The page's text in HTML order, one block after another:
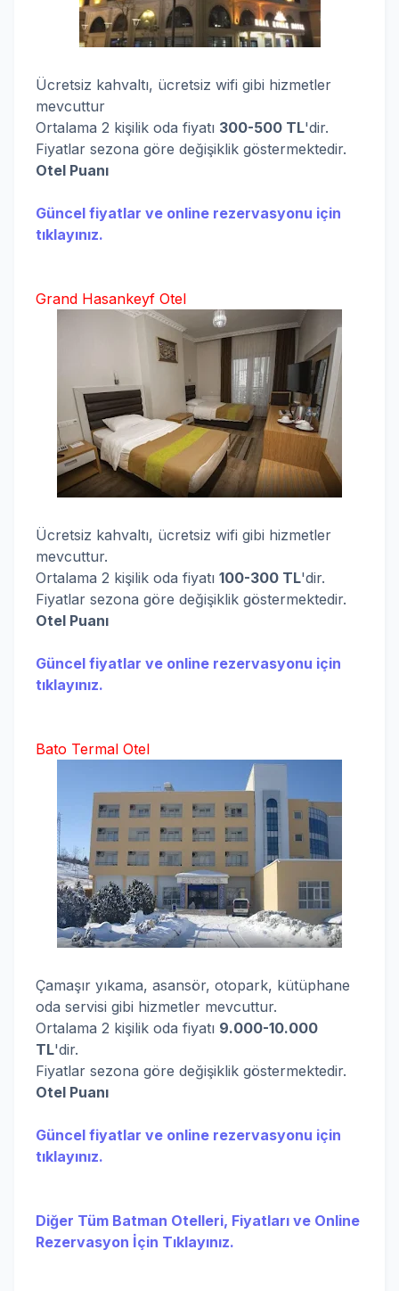
Ücretsiz kahvaltı, ücretsiz wifi gibi hizmetler
mevcuttur
Ortalama 2 kişilik oda fiyatı 300-500 TL'dir.
Fiyatlar sezona göre değişiklik göstermektedir.
Otel Puanı
Güncel fiyatlar ve online rezervasyonu için
tıklayınız.
Grand Hasankeyf Otel
Ücretsiz kahvaltı, ücretsiz wifi gibi hizmetler
mevcuttur.
Ortalama 2 kişilik oda fiyatı 100-300 TL'dir.
Fiyatlar sezona göre değişiklik göstermektedir.
Otel Puanı
Güncel fiyatlar ve online rezervasyonu için
tıklayınız.
Bato Termal Otel
Çamaşır yıkama, asansör, otopark, kütüphane
oda servisi gibi hizmetler mevcuttur.
Ortalama 2 kişilik oda fiyatı 9.000-10.000
TL'dir.
Fiyatlar sezona göre değişiklik göstermektedir.
Otel Puanı
Güncel fiyatlar ve online rezervasyonu için
tıklayınız.
Diğer Tüm Batman Otelleri, Fiyatları ve Online
Rezervasyon İçin Tıklayınız.